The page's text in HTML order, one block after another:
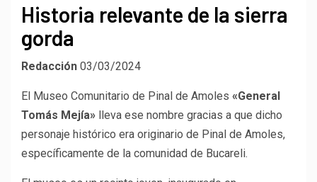
Historia relevante de la sierra
gorda
Redacción 03/03/2024
El Museo Comunitario de Pinal de Amoles «General
Tomás Mejía» lleva ese nombre gracias a que dicho
personaje histórico era originario de Pinal de Amoles,
específicamente de la comunidad de Bucareli.